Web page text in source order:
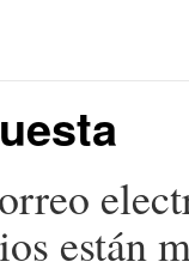
están